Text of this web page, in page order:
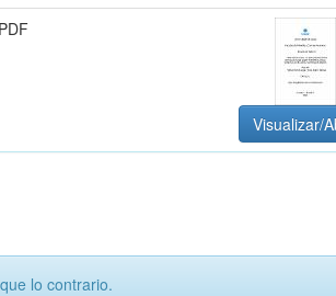
Visualizar/
lo contrario.